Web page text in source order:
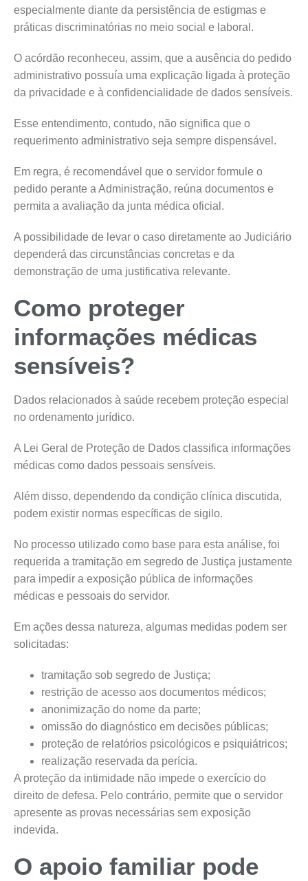
especialmente diante da persistência de estigmas e
práticas discriminatórias no meio social e laboral.
O acórdão reconheceu, assim, que a ausência do pedido
administrativo possuía uma explicação ligada à proteção
da privacidade e à confidencialidade de dados sensíveis.
Esse entendimento, contudo, não significa que o
requerimento administrativo seja sempre dispensável.
Em regra, é recomendável que o servidor formule o
pedido perante a Administração, reúna documentos e
permita a avaliação da junta médica oficial.
A possibilidade de levar o caso diretamente ao Judiciário
dependerá das circunstâncias concretas e da
demonstração de uma justificativa relevante.
Como proteger
informações médicas
sensíveis?
Dados relacionados à saúde recebem proteção especial
no ordenamento jurídico.
A Lei Geral de Proteção de Dados classifica informações
médicas como dados pessoais sensíveis.
Além disso, dependendo da condição clínica discutida,
podem existir normas específicas de sigilo.
No processo utilizado como base para esta análise, foi
requerida a tramitação em segredo de Justiça justamente
para impedir a exposição pública de informações
médicas e pessoais do servidor.
Em ações dessa natureza, algumas medidas podem ser
solicitadas:
tramitação sob segredo de Justiça;
restrição de acesso aos documentos médicos;
anonimização do nome da parte;
omissão do diagnóstico em decisões públicas;
proteção de relatórios psicológicos e psiquiátricos;
realização reservada da perícia.
A proteção da intimidade não impede o exercício do
direito de defesa. Pelo contrário, permite que o servidor
apresente as provas necessárias sem exposição
indevida.
O apoio familiar pode